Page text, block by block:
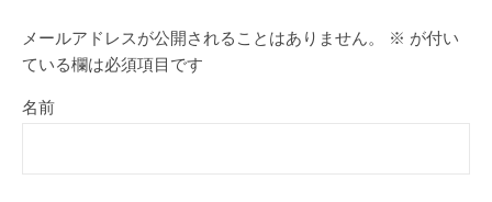
メールアドレスが公開されることはありません。 ※ が付い
ている欄は必須項目です
名前